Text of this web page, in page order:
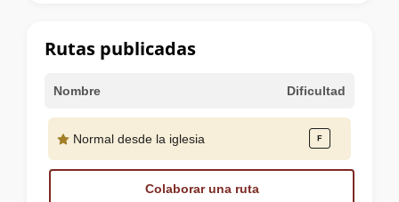
cumbre
Rutas publicadas
Nombre Dificultad
Normal desde la iglesia
Colaborar una ruta